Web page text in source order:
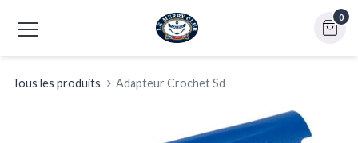
0
Tous les produits Adapteur Crochet Sd